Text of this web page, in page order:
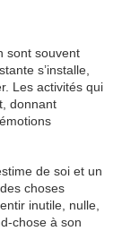
sont souvent
s’installe,
Les activités qui
donnant
de soi et un
choses
inutile, nulle,
chose à son